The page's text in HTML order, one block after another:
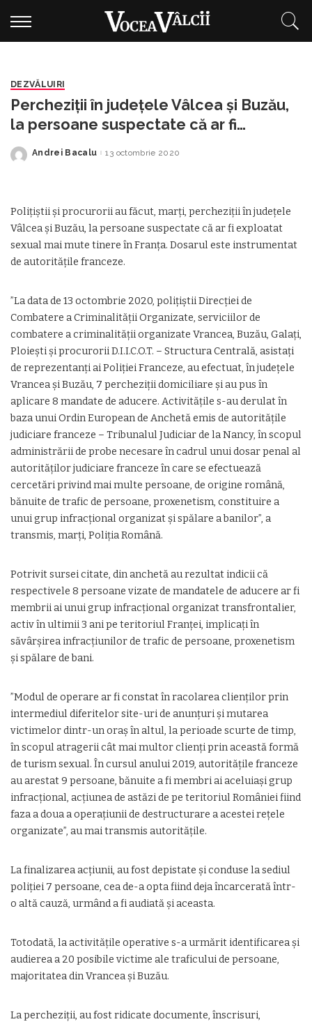
DEZVĂLUIRI
Percheziţii în judeţele Vâlcea şi Buzău,
la persoane suspectate că ar fi
exploatat sexual tinere în Franţa
Posted
Andrei Bacalu 13 octombrie 2020
Poliţiştii şi procurorii au făcut, marţi, percheziţii în judeţele
Vâlcea şi Buzău, la persoane suspectate că ar fi exploatat
sexual mai mute tinere în Franţa. Dosarul este instrumentat
de autorităţile franceze.
”La data de 13 octombrie 2020, poliţiştii Direcţiei de
Combatere a Criminalităţii Organizate, serviciilor de
combatere a criminalităţii organizate Vrancea, Buzău, Galaţi,
Ploieşti şi procurorii D.I.I.C.O.T. – Structura Centrală, asistaţi
de reprezentanţi ai Poliţiei Franceze, au efectuat, în judeţele
Vrancea şi Buzău, 7 percheziţii domiciliare şi au pus în
aplicare 8 mandate de aducere. Activităţile s-au derulat în
baza unui Ordin European de Anchetă emis de autorităţile
judiciare franceze – Tribunalul Judiciar de la Nancy, în scopul
administrării de probe necesare în cadrul unui dosar penal al
autorităţilor judiciare franceze în care se efectuează
cercetări privind mai multe persoane, de origine română,
bănuite de trafic de persoane, proxenetism, constituire a
unui grup infracţional organizat şi spălare a banilor”, a
transmis, marţi, Poliţia Română.
Potrivit sursei citate, din anchetă au rezultat indicii că
respectivele 8 persoane vizate de mandatele de aducere ar fi
membrii ai unui grup infracţional organizat transfrontalier,
activ în ultimii 3 ani pe teritoriul Franţei, implicaţi în
săvârşirea infracţiunilor de trafic de persoane, proxenetism
şi spălare de bani.
”Modul de operare ar fi constat în racolarea clienţilor prin
intermediul diferitelor site-uri de anunţuri şi mutarea
victimelor dintr-un oraş în altul, la perioade scurte de timp,
în scopul atragerii cât mai multor clienţi prin această formă
de turism sexual. În cursul anului 2019, autorităţile franceze
au arestat 9 persoane, bănuite a fi membri ai aceluiaşi grup
infracţional, acţiunea de astăzi de pe teritoriul României fiind
faza a doua a operaţiunii de destructurare a acestei reţele
organizate”, au mai transmis autorităţile.
La finalizarea acţiunii, au fost depistate şi conduse la sediul
poliţiei 7 persoane, cea de-a opta fiind deja încarcerată într-
o altă cauză, urmând a fi audiată şi aceasta.
Totodată, la activităţile operative s-a urmărit identificarea şi
audierea a 20 posibile victime ale traficului de persoane,
majoritatea din Vrancea şi Buzău.
La percheziţii, au fost ridicate documente, înscrisuri,